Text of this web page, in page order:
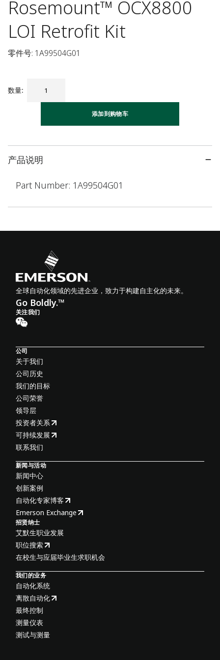
Rosemount™ OCX8800
LOI Retrofit Kit
零件号: 1A99504G01
数量:
添加到购物车
产品说明
Part Number: 1A99504G01
全球自动化领域的先进企业，致力于构建自主化的未来。
Go Boldly.™
关注我们
公司
关于我们
公司历史
我们的目标
公司荣誉
领导层
投资者关系
可持续发展
联系我们
新闻与活动
新闻中心
创新案例
自动化专家博客
Emerson Exchange
招贤纳士
艾默生职业发展
职位搜索
在校生与应届毕业生求职机会
我们的业务
自动化系统
离散自动化
最终控制
测量仪表
测试与测量